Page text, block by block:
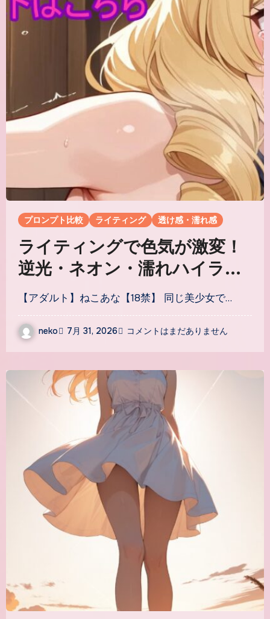
プロンプト比較 ライティング 透け感・濡れ感
ライティングで色気が激変！
逆光・ネオン・濡れハイライ
トの誘惑比較
【アダルト】ねこあな【18禁】 同じ美少女で…
neko 7月 31, 2026 コメントはまだありません